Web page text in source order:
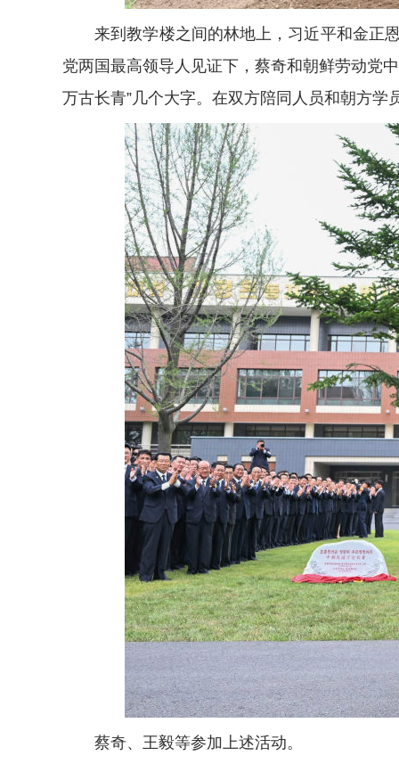
来到教学楼之间的林地上，习近平和金正恩
党两国最高领导人见证下，蔡奇和朝鲜劳动党
万古长青”几个大字。在双方陪同人员和朝方
蔡奇、王毅等参加上述活动。